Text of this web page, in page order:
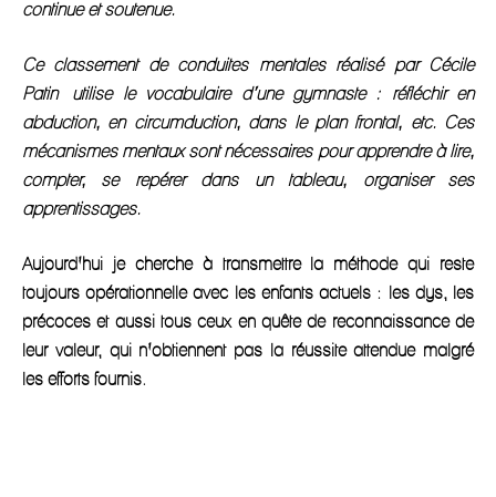
continue et soutenue.
Ce classement de conduites mentales réalisé par Cécile
Patin utilise le vocabulaire d’une gymnaste : réfléchir en
abduction, en circumduction, dans le plan frontal, etc. Ces
mécanismes mentaux sont nécessaires pour apprendre à lire,
compter, se repérer dans un tableau, organiser ses
apprentissages.
Aujourd’hui je cherche à transmettre la méthode qui reste
toujours opérationnelle avec les enfants actuels : les dys, les
précoces et aussi tous ceux en quête de reconnaissance de
leur valeur, qui n’obtiennent pas la réussite attendue malgré
les efforts fournis.